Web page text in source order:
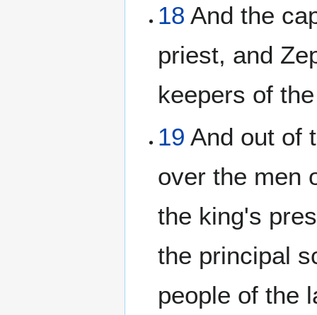
18 And the
priest, and
keepers of
19 And out of
over the men
the king's
the principal
people of the